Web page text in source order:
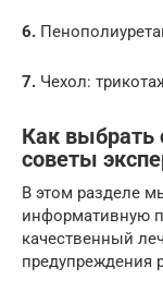
6.
7. Чехол:
Как выбрать
советы
В этом разделе
информативную
качественный
предупреждения